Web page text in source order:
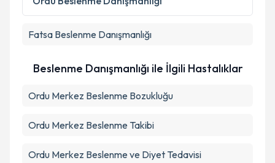
Ordu Beslenme Danışmanlığı
Fatsa Beslenme Danışmanlığı
Beslenme Danışmanlığı ile İlgili Hastalıklar
Ordu Merkez Beslenme Bozukluğu
Ordu Merkez Beslenme Takibi